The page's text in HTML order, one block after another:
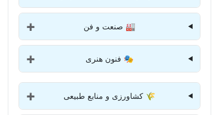
🏭 صنعت و فن ➕
🎭 فنون هنری ➕
🌾 کشاورزی و منابع طبیعی ➕